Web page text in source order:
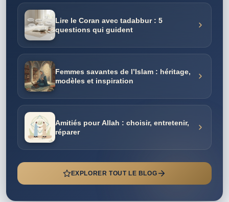
Lire le Coran avec tadabbur : 5
questions qui guident
Femmes savantes de l’Islam : héritage,
modèles et inspiration
Amitiés pour Allah : choisir, entretenir,
réparer
EXPLORER TOUT LE BLOG